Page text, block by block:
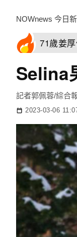
NOWnews 今日
71歲姜
Selina
記者郭佩蓉/綜合
2023-03-06